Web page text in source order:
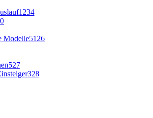
1234
Modelle5126
527
328